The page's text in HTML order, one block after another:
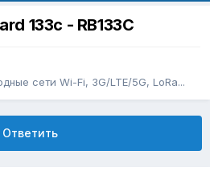
133c - RB133C
сети Wi-Fi, 3G/LTE/5G, LoRa...
Ответить